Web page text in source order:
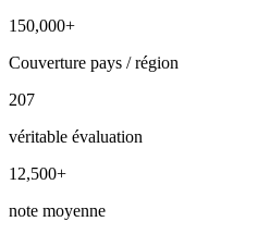
150,000+
Couverture pays / région
207
véritable évaluation
12,500+
note moyenne